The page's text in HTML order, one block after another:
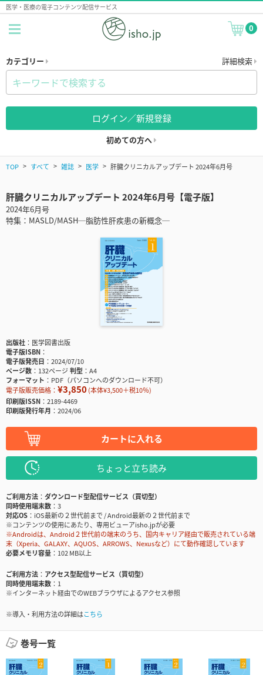
医学・医療の電子コンテンツ配信サービス
0
カテゴリー 詳細検索
ログイン／新規登録
初めての方へ
TOP すべて 雑誌 医学 肝臓クリニカルアップデート 2024年6月号
肝臓クリニカルアップデート 2024年6月号【電子版】
2024年6月号
特集：MASLD/MASH─脂肪性肝疾患の新概念─
出版社
医学図書出版
電子版ISBN
電子版発売日
2024/07/10
ページ数
132ページ判型
A4
フォーマット
PDF（パソコンへのダウンロード不可）
電子版販売価格： ¥3,850(本体¥3,500＋税10％)
印刷版ISSN
2189-4469
印刷版発行年月
2024/06
カートに入れる
ちょっと立ち読み
ご利用方法
ダウンロード型配信サービス（買切型）
同時使用端末数
3
対応OS
iOS最新の２世代前まで / Android最新の２世代前まで
※コンテンツの使用にあたり、専用ビューアisho.jpが必要
※Androidは、Android２世代前の端末のうち、国内キャリア経由で販売されている端
末（Xperia、GALAXY、AQUOS、ARROWS、Nexusなど）にて動作確認しています
必要メモリ容量
102 MB以上
ご利用方法
アクセス型配信サービス（買切型）
同時使用端末数
1
※インターネット経由でのWEBブラウザによるアクセス参照
※導入・利用方法の詳細はこちら
巻号一覧